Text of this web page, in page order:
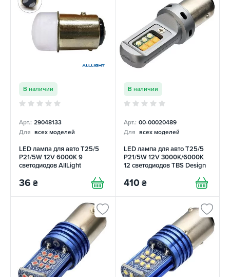
В наличии
Арт.: 29048133
Для всех моделей
LED лампа для авто T25/5
P21/5W 12V 6000K 9
светодиодов AllLight
36 ₴
В наличии
Арт.: 00-00020489
Для всех моделей
LED лампа для авто T25/5
P21/5W 12V 3000K/6000K
12 светодиодов TBS Design
410 ₴